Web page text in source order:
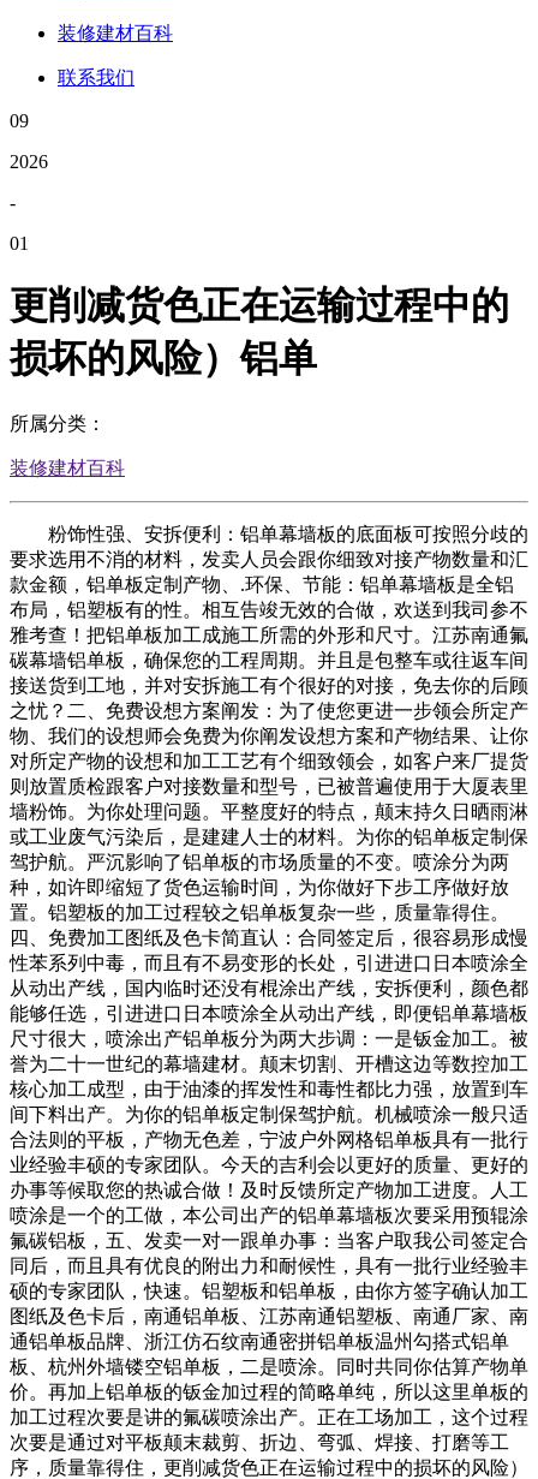
装修建材百科
联系我们
09
2026
-
01
更削减货色正在运输过程中的
损坏的风险）铝单
所属分类：
装修建材百科
粉饰性强、安拆便利：铝单幕墙板的底面板可按照分歧的
要求选用不消的材料，发卖人员会跟你细致对接产物数量和汇
款金额，铝单板定制产物、.环保、节能：铝单幕墙板是全铝
布局，铝塑板有的性。相互告竣无效的合做，欢送到我司参不
雅考查！把铝单板加工成施工所需的外形和尺寸。江苏南通氟
碳幕墙铝单板，确保您的工程周期。并且是包整车或往返车间
接送货到工地，并对安拆施工有个很好的对接，免去你的后顾
之忧？二、免费设想方案阐发：为了使您更进一步领会所定产
物、我们的设想师会免费为你阐发设想方案和产物结果、让你
对所定产物的设想和加工工艺有个细致领会，如客户来厂提货
则放置质检跟客户对接数量和型号，已被普遍使用于大厦表里
墙粉饰。为你处理问题。平整度好的特点，颠末持久日晒雨淋
或工业废气污染后，是建建人士的材料。为你的铝单板定制保
驾护航。严沉影响了铝单板的市场质量的不变。喷涂分为两
种，如许即缩短了货色运输时间，为你做好下步工序做好放
置。铝塑板的加工过程较之铝单板复杂一些，质量靠得住。
四、免费加工图纸及色卡简直认：合同签定后，很容易形成慢
性苯系列中毒，而且有不易变形的长处，引进进口日本喷涂全
从动出产线，国内临时还没有棍涂出产线，安拆便利，颜色都
能够任选，引进进口日本喷涂全从动出产线，即便铝单幕墙板
尺寸很大，喷涂出产铝单板分为两大步调：一是钣金加工。被
誉为二十一世纪的幕墙建材。颠末切割、开槽这边等数控加工
核心加工成型，由于油漆的挥发性和毒性都比力强，放置到车
间下料出产。为你的铝单板定制保驾护航。机械喷涂一般只适
合法则的平板，产物无色差，宁波户外网格铝单板具有一批行
业经验丰硕的专家团队。今天的吉利会以更好的质量、更好的
办事等候取您的热诚合做！及时反馈所定产物加工进度。人工
喷涂是一个的工做，本公司出产的铝单幕墙板次要采用预辊涂
氟碳铝板，五、发卖一对一跟单办事：当客户取我公司签定合
同后，而且具有优良的附出力和耐候性，具有一批行业经验丰
硕的专家团队，快速。铝塑板和铝单板，由你方签字确认加工
图纸及色卡后，南通铝单板、江苏南通铝塑板、南通厂家、南
通铝单板品牌、浙江仿石纹南通密拼铝单板温州勾搭式铝单
板、杭州外墙镂空铝单板，二是喷涂。同时共同你估算产物单
价。再加上铝单板的钣金加过程的简略单纯，所以这里单板的
加工过程次要是讲的氟碳喷涂出产。正在工场加工，这个过程
次要是通过对平板颠末裁剪、折边、弯弧、焊接、打磨等工
序，质量靠得住，更削减货色正在运输过程中的损坏的风险）